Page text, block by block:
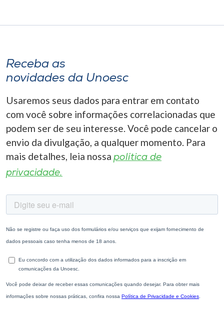
Receba as
novidades da Unoesc
Usaremos seus dados para entrar em contato
com você sobre informações correlacionadas que
podem ser de seu interesse. Você pode cancelar o
envio da divulgação, a qualquer momento. Para
mais detalhes, leia nossa política de
privacidade.